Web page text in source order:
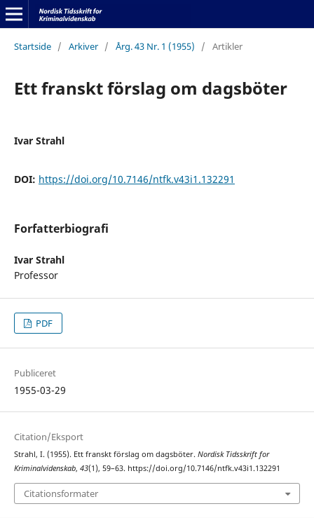
Startside / Arkiver / Årg. 43 Nr. 1 (1955) / Artikler
Ett franskt förslag om dagsböter
Ivar Strahl
DOI: https://doi.org/10.7146/ntfk.v43i1.132291
Forfatterbiografi
Ivar Strahl
Professor
PDF
Publiceret
1955-03-29
Citation/Eksport
Strahl, I. (1955). Ett franskt förslag om dagsböter. Nordisk Tidsskrift for
Kriminalvidenskab, 43(1), 59–63. https://doi.org/10.7146/ntfk.v43i1.132291
Citationsformater